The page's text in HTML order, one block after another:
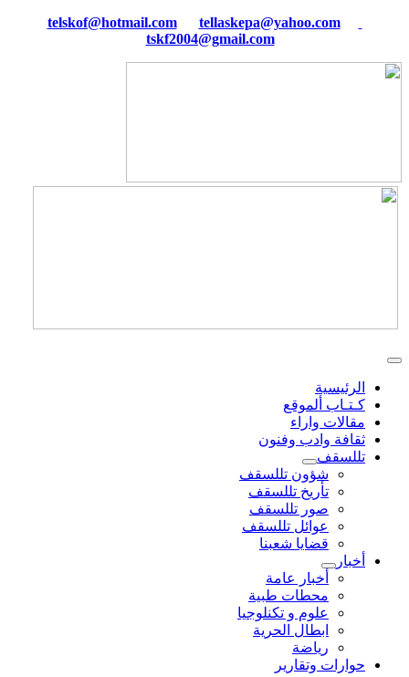
tellaskepa@yahoo.com
tskf2004@gmail.com
الرئيسية
كـتـاب ألموقع
مقالات واراء
ثقافة وادب وفنون
تللسقف
شؤون تللسقف
تأريخ تللسقف
صور تللسقف
عوائل تللسقف
قضايا شعبنا
أخبار
أخبار عامة
محطات طبية
علوم و تکنلوجیا
ابطال الحرية
رياضة
حوارات وتقارير